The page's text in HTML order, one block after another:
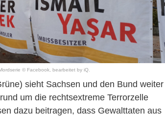
© Facebook, bearbeitet by iQ.
sieht Sachsen und den Bund weiter
um die rechtsextreme Terrorzelle
dazu beitragen, dass Gewalttaten aus